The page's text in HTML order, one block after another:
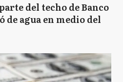
del techo de Banco
de agua en medio del